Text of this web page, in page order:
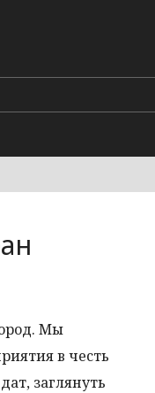
Мы
в честь
заглянуть